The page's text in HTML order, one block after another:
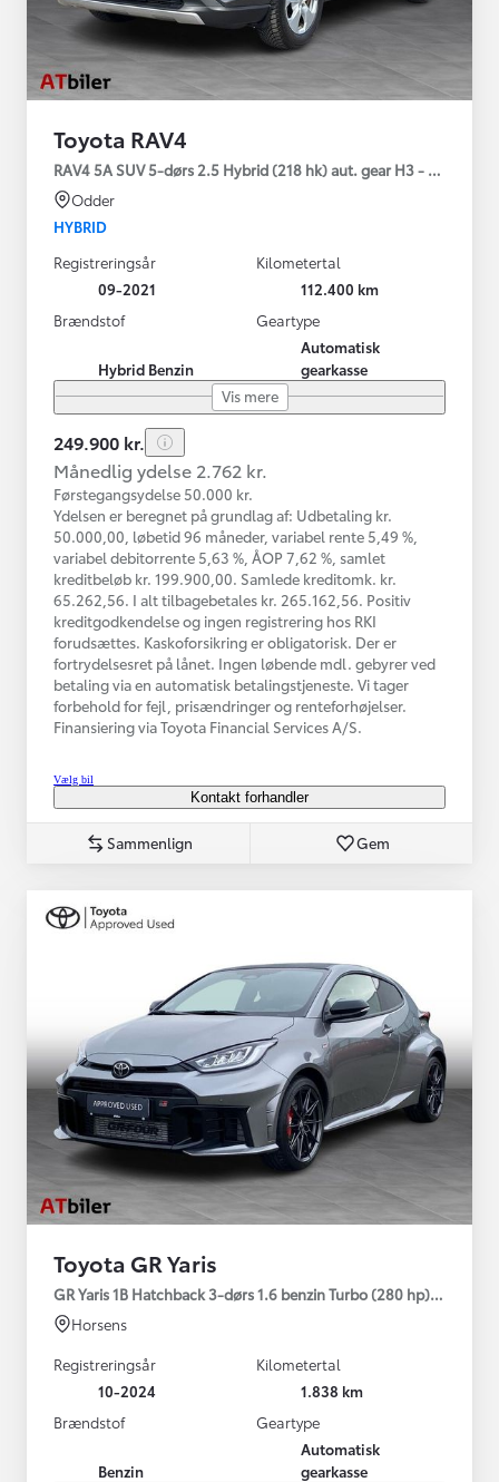
Toyota RAV4
RAV4 5A SUV 5-dørs 2.5 Hybrid (218 hk) aut. gear H3 - Comfort
Odder
HYBRID
Registreringsår
09-2021
Kilometertal
112.400 km
Brændstof
Hybrid Benzin
Geartype
Automatisk
gearkasse
Vis mere
249.900 kr.
Månedlig ydelse 2.762 kr.
Førstegangsydelse 50.000 kr.
Ydelsen er beregnet på grundlag af: Udbetaling kr.
50.000,00, løbetid 96 måneder, variabel rente 5,49 %,
variabel debitorrente 5,63 %, ÅOP 7,62 %, samlet
kreditbeløb kr. 199.900,00. Samlede kreditomk. kr.
65.262,56. I alt tilbagebetales kr. 265.162,56. Positiv
kreditgodkendelse og ingen registrering hos RKI
forudsættes. Kaskoforsikring er obligatorisk. Der er
fortrydelsesret på lånet. Ingen løbende mdl. gebyrer ved
betaling via en automatisk betalingstjeneste. Vi tager
forbehold for fejl, prisændringer og renteforhøjelser.
Finansiering via Toyota Financial Services A/S.
Vælg bil
Kontakt forhandler
Sammenlign Gem
Toyota GR Yaris
GR Yaris 1B Hatchback 3-dørs 1.6 benzin Turbo (280 hp) Aut.
Horsens
Registreringsår
10-2024
Kilometertal
1.838 km
Brændstof
Benzin
Geartype
Automatisk
gearkasse